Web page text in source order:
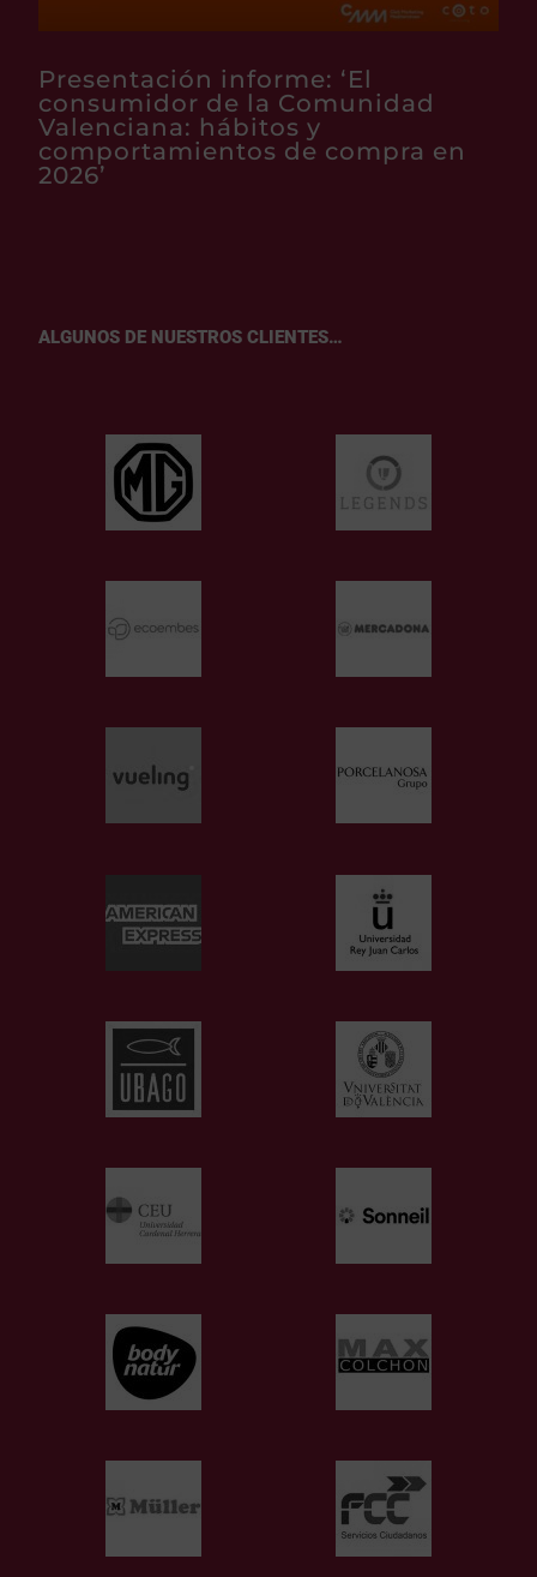
Presentación informe: ‘El
consumidor de la Comunidad
Valenciana: hábitos y
comportamientos de compra en
2026’
ALGUNOS DE NUESTROS CLIENTES…